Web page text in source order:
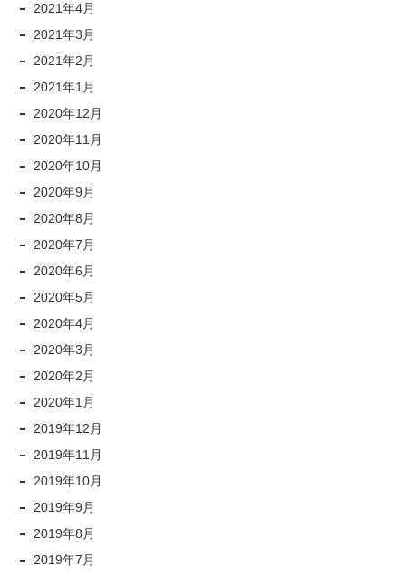
2021年4月
2021年3月
2021年2月
2021年1月
2020年12月
2020年11月
2020年10月
2020年9月
2020年8月
2020年7月
2020年6月
2020年5月
2020年4月
2020年3月
2020年2月
2020年1月
2019年12月
2019年11月
2019年10月
2019年9月
2019年8月
2019年7月